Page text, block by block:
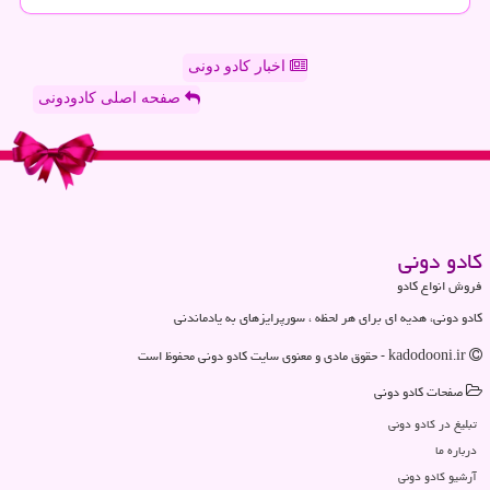
اخبار کادو دونی
صفحه اصلی کادودونی
كادو دونی
فروش انواع کادو
کادو دونی، هدیه ای برای هر لحظه ، سورپرایزهای به یادماندنی
صفحات كادو دونی
تبلیغ در كادو دونی
درباره ما
آرشیو كادو دونی